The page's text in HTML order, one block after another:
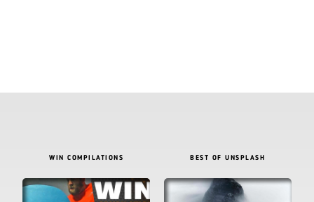
WIN COMPILATIONS BEST OF UNSPLASH